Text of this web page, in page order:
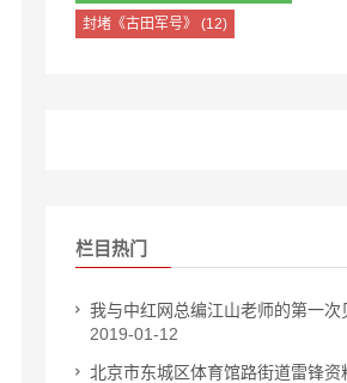
封堵《古田军号》 (12)
栏目热门
我与中红网总编江山老师的第一次
2019-01-12
北京市东城区体育馆路街道雷锋资